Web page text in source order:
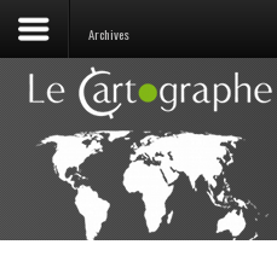
Archives